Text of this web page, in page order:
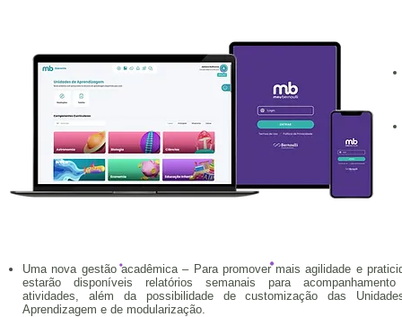
Uma nova gestão acadêmica – Para promover mais agilidade e
estarão disponíveis relatórios semanais para
atividades, além da possibilidade de customização das
Aprendizagem e de modularização.